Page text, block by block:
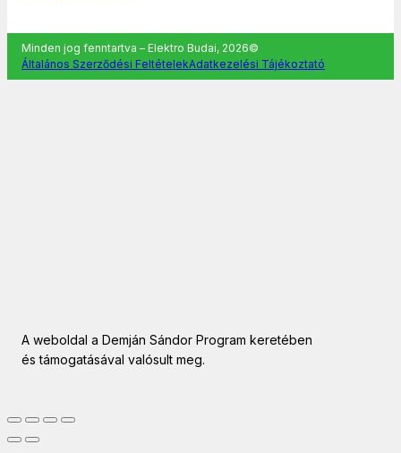
Minden jog fenntartva – Elektro Budai, 2026©
Általános Szerződési FeltételekAdatkezelési Tájékoztató
A weboldal a Demján Sándor Program keretében
és támogatásával valósult meg.